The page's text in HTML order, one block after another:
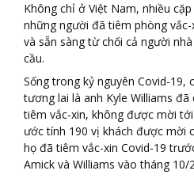
Không chỉ ở Việt Nam, nhiều
những người đã tiêm phòng
và sẵn sàng từ chối cả người
cầu.
Sống trong kỷ nguyên Covid-19,
tương lai là anh Kyle Williams
tiêm vắc-xin, không được mời
ước tính 190 vị khách được mời
họ đã tiêm vắc-xin Covid-19
Amick và Williams vào tháng 10/